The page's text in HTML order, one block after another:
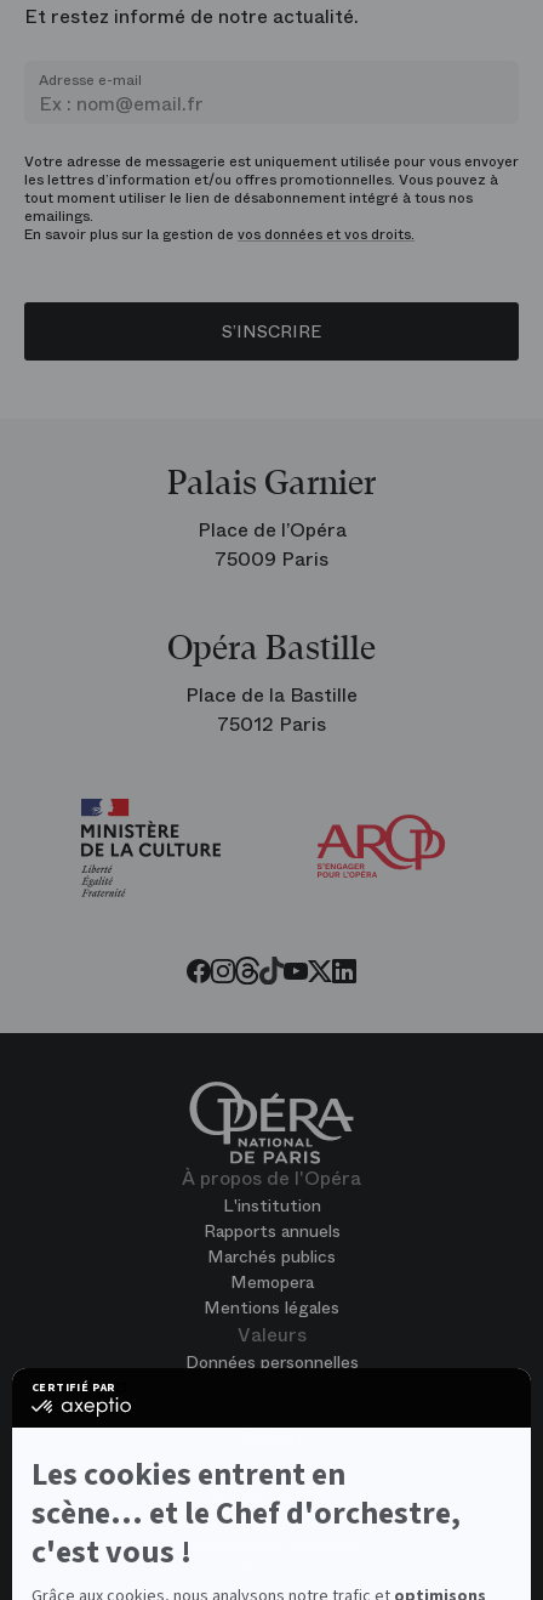
CERTIFIÉ PAR
certifié
En
plus
Axeptio
Les cookies entrent en
scène... et le Chef d'orchestre,
c'est vous !
Et restez informé de notre actualité.
Adresse e-mail
Votre adresse de messagerie est uniquement utilisée pour vous envoyer
les lettres d’information et/ou offres promotionnelles. Vous pouvez à
tout moment utiliser le lien de désabonnement intégré à tous nos
emailings.
En savoir plus sur la gestion de vos données et vos droits.
S’INSCRIRE
Palais Garnier
Place de l’Opéra
75009 Paris
Opéra Bastille
Place de la Bastille
75012 Paris
Facebook
Instagram
Threads
Tiktok
Youtube
Twitter
LinkedIn
À propos de l'Opéra
L'institution
Rapports annuels
Marchés publics
Memopera
Mentions légales
Valeurs
Données personnelles
Nous rejoindre
Candidature spontanée
Concours et auditions